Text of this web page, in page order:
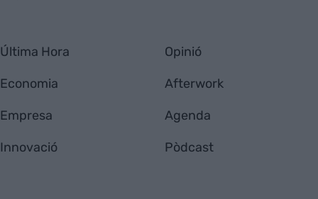
Última Hora
Economia
Empresa
Innovació
Opinió
Afterwork
Agenda
Pòdcast